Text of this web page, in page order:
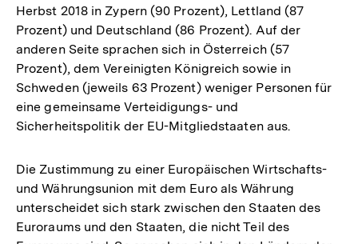
Herbst 2018 in Zypern (90 Prozent), Lettland (87
Prozent) und Deutschland (86 Prozent). Auf der
anderen Seite sprachen sich in Österreich (57
Prozent), dem Vereinigten Königreich sowie in
Schweden (jeweils 63 Prozent) weniger Personen für
eine gemeinsame Verteidigungs- und
Sicherheitspolitik der EU-Mitgliedstaaten aus.
Die Zustimmung zu einer Europäischen Wirtschafts-
und Währungsunion mit dem Euro als Währung
unterscheidet sich stark zwischen den Staaten des
Euroraums und den Staaten, die nicht Teil des